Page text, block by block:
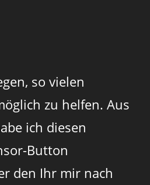
so vielen
zu helfen. Aus
ich diesen
Button
den Ihr mir nach